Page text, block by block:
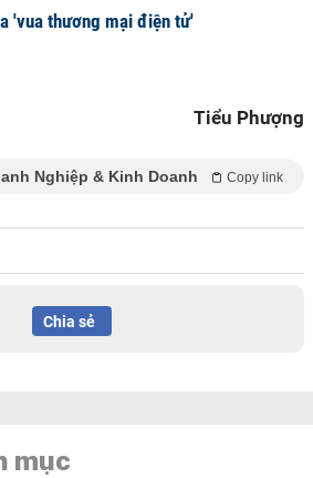
'vua thương mại điện tử'
Tiểu Phượng
Nghiệp & Kinh Doanh Copy link
Chia sẻ
mục